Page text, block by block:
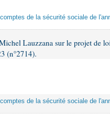
de la sécurité sociale de
Lauzzana sur le projet de
(n°2714).
de la sécurité sociale de